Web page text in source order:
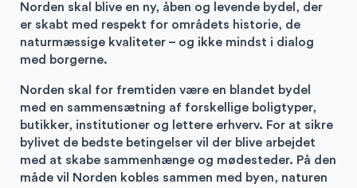
Norden skal blive en ny, åben og levende bydel, der
er skabt med respekt for områdets historie, de
naturmæssige kvaliteter – og ikke mindst i dialog
med borgerne.
Norden skal for fremtiden være en blandet bydel
med en sammensætning af forskellige boligtyper,
butikker, institutioner og lettere erhverv. For at sikre
bylivet de bedste betingelser vil der blive arbejdet
med at skabe sammenhænge og mødesteder. På den
måde vil Norden kobles sammen med byen, naturen